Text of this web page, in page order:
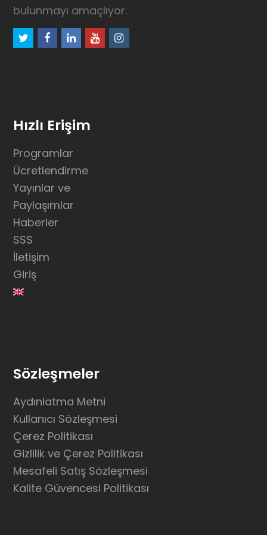
bulunmayı amaçlıyor.
twitterfacebook
linkedinyoutubeinstagram
Hızlı Erişim
Programlar
Ücretlendirme
Yayınlar ve
Paylaşımlar
Haberler
SSS
İletişim
Giriş
Sözleşmeler
Aydınlatma Metni
Kullanıcı Sözleşmesi
Çerez Politikası
Gizlilik ve Çerez Politikası
Mesafeli Satış Sözleşmesi
Kalite Güvencesi Politikası